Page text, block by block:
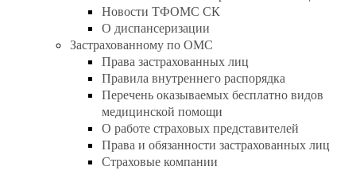
Новости ТФОМС СК
О диспансеризации
Застрахованному по ОМС
Права застрахованных лиц
Правила внутреннего распорядка
Перечень оказываемых бесплатно видов
медицинской помощи
О работе страховых представителей
Права и обязанности застрахованных лиц
Страховые компании